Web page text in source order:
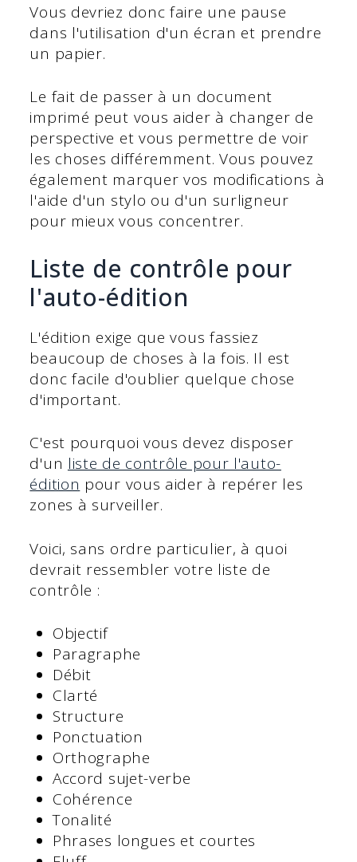
Vous devriez donc faire une pause
dans l'utilisation d'un écran et prendre
un papier.
Le fait de passer à un document
imprimé peut vous aider à changer de
perspective et vous permettre de voir
les choses différemment. Vous pouvez
également marquer vos modifications à
l'aide d'un stylo ou d'un surligneur
pour mieux vous concentrer.
Liste de contrôle pour
l'auto-édition
L'édition exige que vous fassiez
beaucoup de choses à la fois. Il est
donc facile d'oublier quelque chose
d'important.
C'est pourquoi vous devez disposer
d'un liste de contrôle pour l'auto-
édition pour vous aider à repérer les
zones à surveiller.
Voici, sans ordre particulier, à quoi
devrait ressembler votre liste de
contrôle :
Objectif
Paragraphe
Débit
Clarté
Structure
Ponctuation
Orthographe
Accord sujet-verbe
Cohérence
Tonalité
Phrases longues et courtes